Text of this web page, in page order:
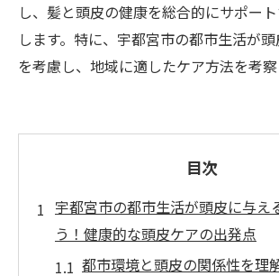
し、髪と頭皮の健康を総合的にサポー
します。特に、宇都宮市の都市生活が
を考慮し、地域に適したケア方法を考察
目次
宇都宮市の都市生活が頭皮に与え
う！健康的な頭皮ケアの出発点
都市環境と頭皮の関係性を理